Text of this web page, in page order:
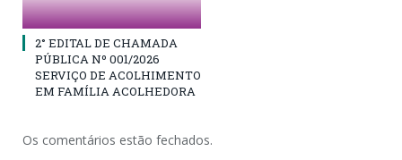
2° EDITAL DE CHAMADA
PÚBLICA Nº 001/2026
SERVIÇO DE ACOLHIMENTO
EM FAMÍLIA ACOLHEDORA
Os comentários estão fechados.